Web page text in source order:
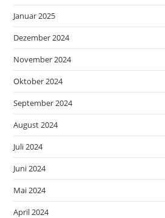
Januar 2025
Dezember 2024
November 2024
Oktober 2024
September 2024
August 2024
Juli 2024
Juni 2024
Mai 2024
April 2024